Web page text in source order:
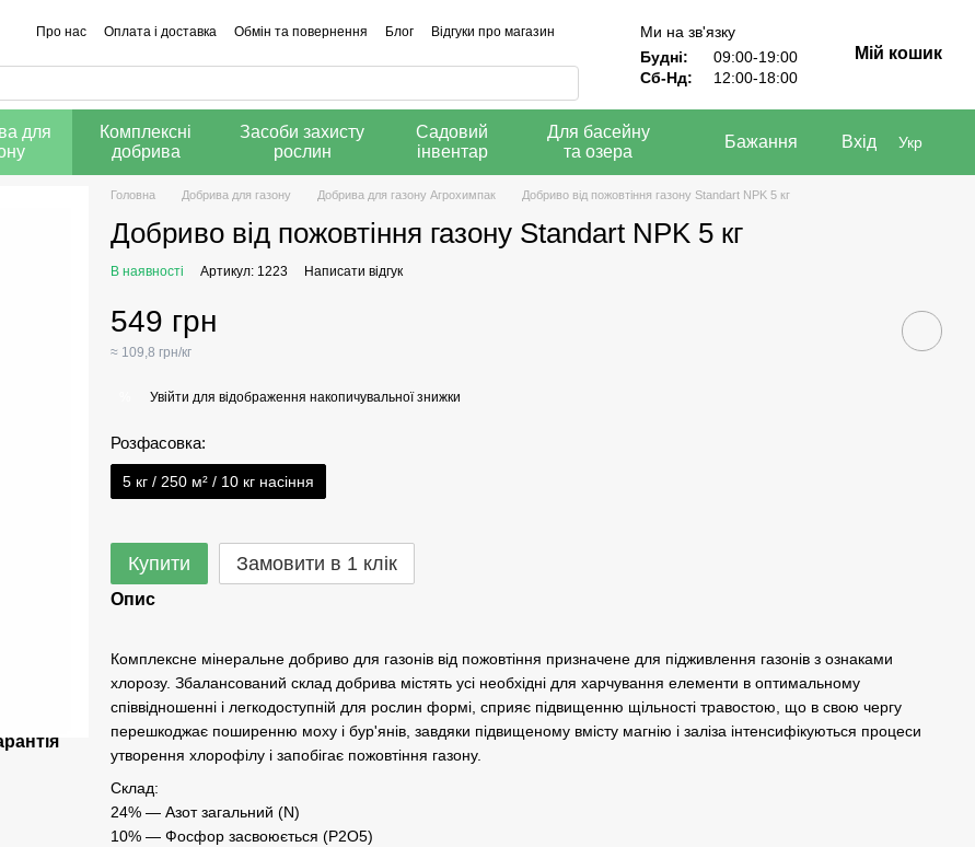
Про нас Оплата і доставка Обмін та повернення Блог
Відгуки про магазин
Ми на зв'язку
Будні:
09:00-19:00
Сб-Нд:
12:00-18:00
Мій кошик
для
Комплексні
добрива
Засоби захисту
рослин
Садовий
інвентар
Для басейну
та озера
Бажання Вхід Укр
Головна Добрива для газону Добрива для газону Агрохимпак Добриво від пожовтіння газону Standart NPK 5 кг
Добриво від пожовтіння газону Standart NPK 5 кг
В наявності Артикул: 1223 Написати відгук
549 грн
≈ 109,8 грн/кг
Увійти для відображення накопичувальної знижки
Розфасовка:
5 кг / 250 м² / 10 кг насіння
Купити Замовити в 1 клік
Опис
Комплексне мінеральне добриво для газонів від пожовтіння призначене для підживлення газонів з ознаками
хлорозу. Збалансований склад добрива містять усі необхідні для харчування елементи в оптимальному
співвідношенні і легкодоступній для рослин формі, сприяє підвищенню щільності травостою, що в свою чергу
перешкоджає поширенню моху і бур'янів, завдяки підвищеному вмісту магнію і заліза інтенсифікуються процеси
утворення хлорофілу і запобігає пожовтіння газону.
Склад:
24% — Азот загальний (N)
10% — Фосфор засвоюється (Р2О5)